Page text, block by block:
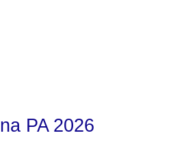
PA 2026